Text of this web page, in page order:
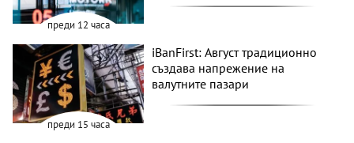
преди 12 часа
преди 15 часа
iBanFirst: Август традиционно
създава напрежение на
валутните пазари